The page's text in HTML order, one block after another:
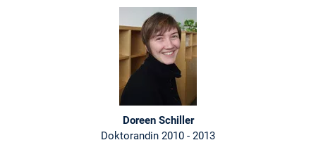
Doreen Schiller
Doktorandin 2010 - 2013